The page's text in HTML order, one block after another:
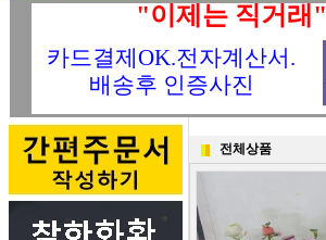
"이제는 직거래"
카드결제OK.전자계산서.
배송후 인증사진
전체상품